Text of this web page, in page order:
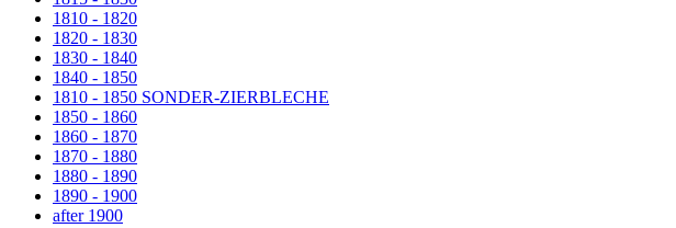
1810 - 1820
1820 - 1830
1830 - 1840
1840 - 1850
1810 - 1850 SONDER-ZIERBLECHE
1850 - 1860
1860 - 1870
1870 - 1880
1880 - 1890
1890 - 1900
after 1900